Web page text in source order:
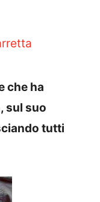
che ha
sul suo
tutti